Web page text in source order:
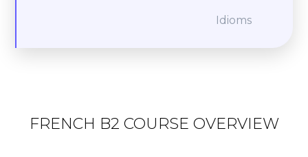
Idioms
FRENCH B2 COURSE OVERVIEW